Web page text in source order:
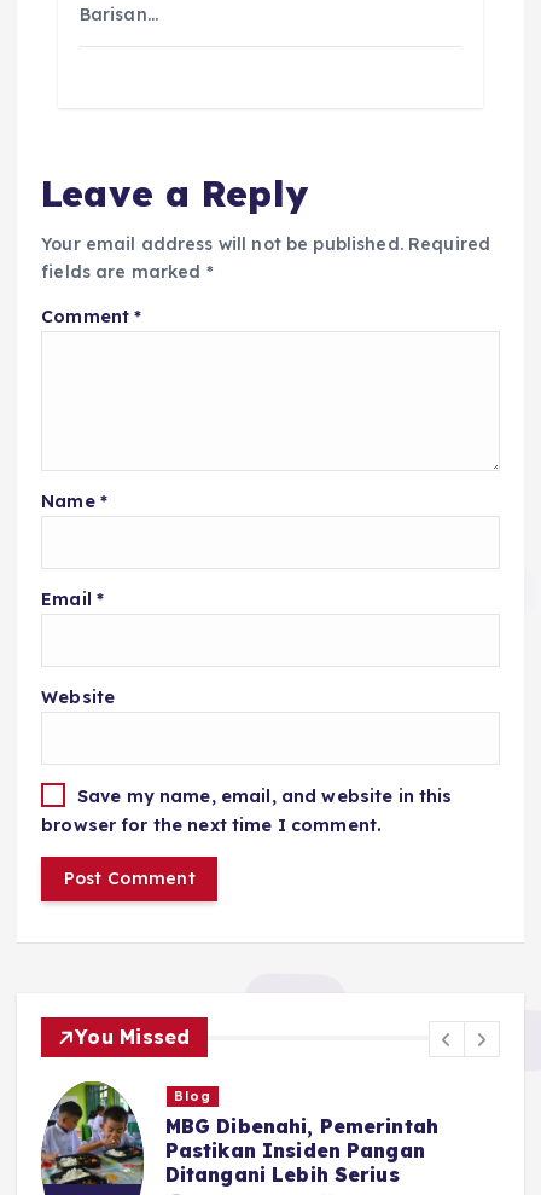
Barisan…
Leave a Reply
Your email address will not be published. Required
fields are marked *
Comment*
Name *
Email *
Website
Save my name, email, and website in this
browser for the next time I comment.
You Missed
Blog
MBG Dibenahi, Pemerintah
Pastikan Insiden Pangan
Ditangani Lebih Serius